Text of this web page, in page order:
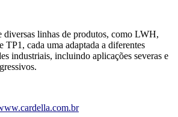
linhas de produtos, como LWH,
cada uma adaptada a diferentes
industriais, incluindo aplicações severas e